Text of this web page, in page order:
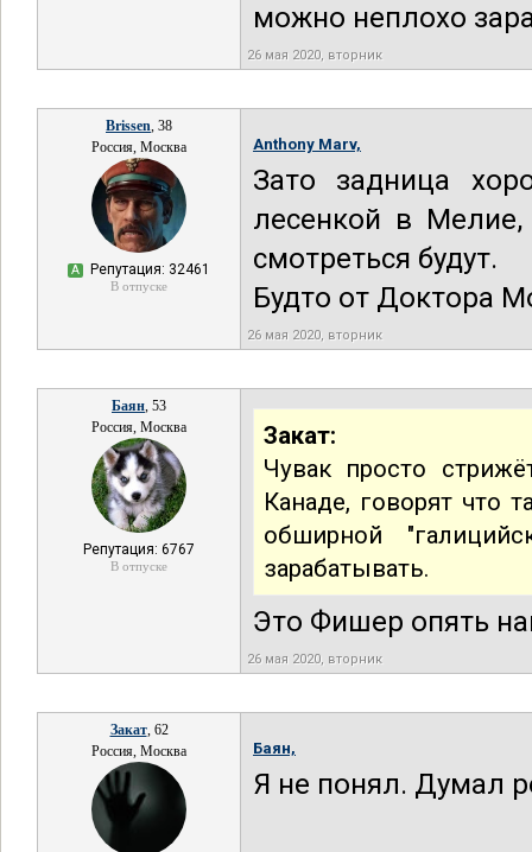
можно неплохо
26 мая 2020, вторник
Brissen, 38
Россия, Москва
А Репутация: 32461
В отпуске
Anthony Marv,
Зато задница
лесенкой в
смотреться будут.
Будто от Доктора
26 мая 2020, вторник
Баян, 53
Россия, Москва
Репутация: 6767
В отпуске
Закат:
Чувак просто
Канаде, говорят что
обширной
зарабатывать.
Это Фишер опять
26 мая 2020, вторник
Закат, 62
Россия, Москва
Баян,
Я не понял. Думал